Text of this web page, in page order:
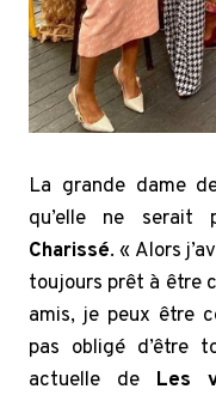
La grande dame
qu’elle ne serait
Charissé. « Alors
toujours prêt à être
amis, je peux être
pas obligé d’être
actuelle de Les